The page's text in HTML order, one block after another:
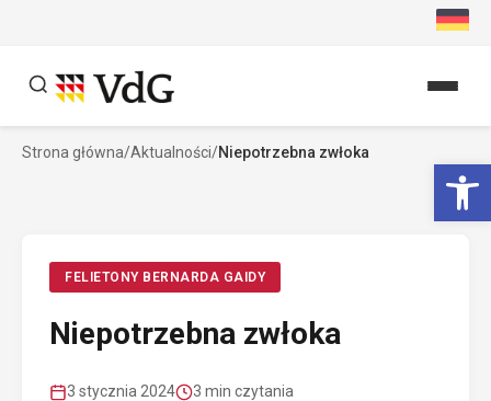
Szukaj
Strona główna/Aktualności/Niepotrzebna zwłoka
FELIETONY BERNARDA GAIDY
Niepotrzebna zwłoka
3 stycznia 2024 3 min czytania